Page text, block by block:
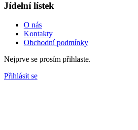
Jídelní lístek
O nás
Kontakty
Obchodní podmínky
Nejprve se prosím přihlaste.
Přihlásit se